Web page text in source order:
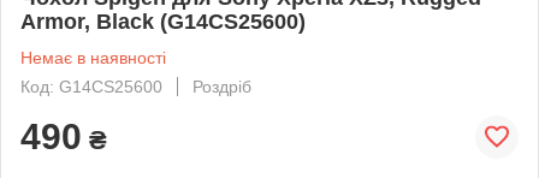
Armor, Black (G14CS25600)
Немає в наявності
Код: G14CS25600
Роздріб
490 ₴